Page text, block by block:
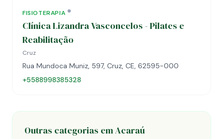
FISIOTERAPIA
Clínica Lizandra Vasconcelos - Pilates e
Reabilitação
Cruz
Rua Mundoca Muniz, 597, Cruz, CE, 62595-000
+5588998385328
Outras categorias em Acaraú